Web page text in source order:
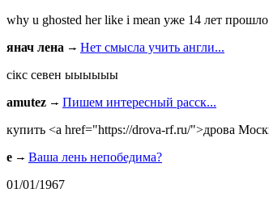
why u ghosted her like i mean уже 14 лет
янач лена
Нет смысла учить англи...
сiкс севен ыыыыыы
amutez
Пишем интересный расск...
купить <a href="https://drova-rf.ru/">дрова
e
Ваша лень непобедима?
01/01/1967